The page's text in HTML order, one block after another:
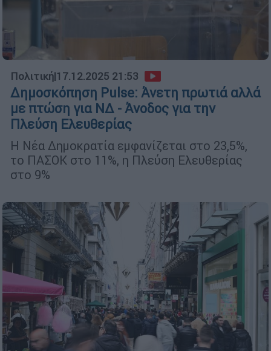
Πολιτική|17.12.2025 21:53
Δημοσκόπηση Pulse: Άνετη πρωτιά αλλά
με πτώση για ΝΔ - Άνοδος για την
Πλεύση Ελευθερίας
Η Νέα Δημοκρατία εμφανίζεται στο 23,5%,
το ΠΑΣΟΚ στο 11%, η Πλεύση Ελευθερίας
στο 9%